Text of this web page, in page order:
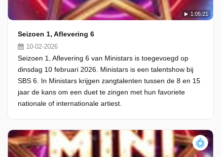
1:05:21
Seizoen 1, Aflevering 6
10-02-2026
Seizoen 1, Aflevering 6 van Ministars is toegevoegd op
dinsdag 10 februari 2026. Ministars is een talentshow bij
SBS 6. In Ministars krijgen zangtalenten tussen de 8 en 15
jaar de kans om een duet te zingen met hun favoriete
nationale of internationale artiest.